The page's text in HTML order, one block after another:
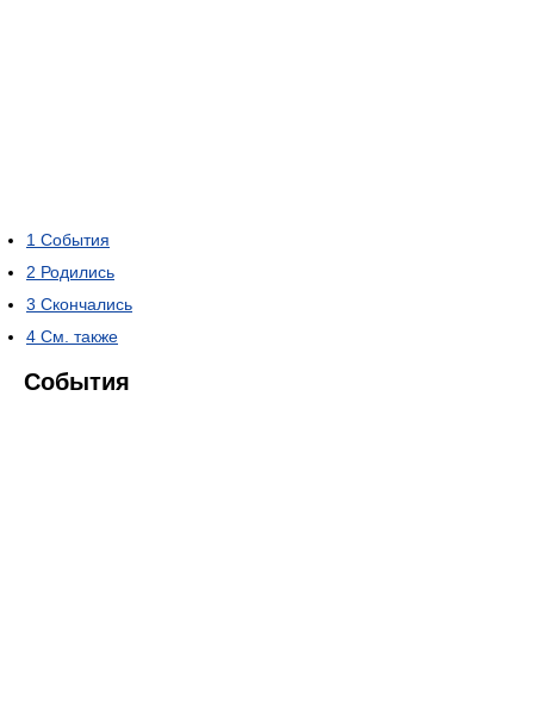
1 События
2 Родились
3 Скончались
4 См. также
События